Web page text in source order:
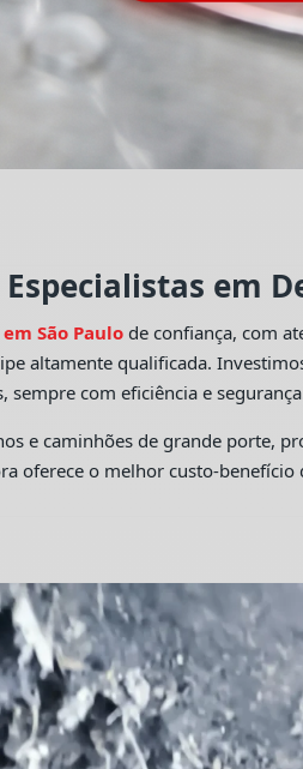
em
São Paulo de confiança, com
altamente qualificada.
sempre com eficiência e
e caminhões de grande porte,
oferece o melhor custo-benefício